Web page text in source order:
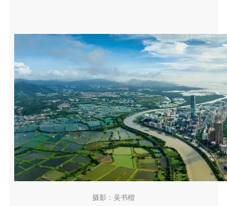
摄影：吴书楷